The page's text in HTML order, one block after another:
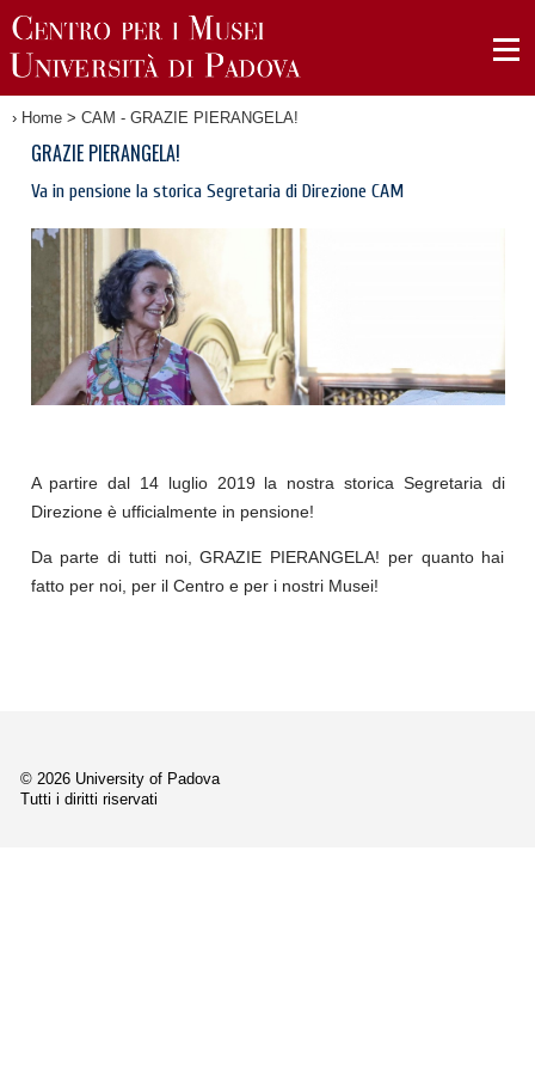
› Home > CAM - GRAZIE PIERANGELA!
GRAZIE PIERANGELA!
Va in pensione la storica Segretaria di Direzione CAM
A partire dal 14 luglio 2019 la nostra storica Segretaria di
Direzione è ufficialmente in pensione!
Da parte di tutti noi, GRAZIE PIERANGELA! per quanto hai
fatto per noi, per il Centro e per i nostri Musei!
© 2026 University of Padova
Tutti i diritti riservati